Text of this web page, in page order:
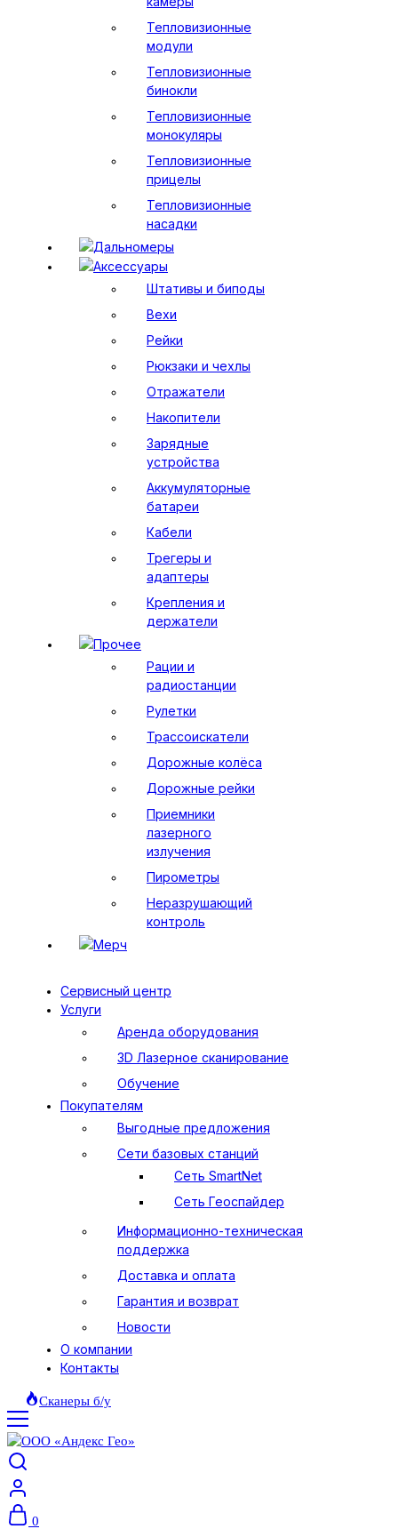
Тепловизионные
модули
Тепловизионные
бинокли
Тепловизионные
монокуляры
Тепловизионные
прицелы
Тепловизионные
насадки
Дальномеры
Аксессуары
Штативы и биподы
Вехи
Рейки
Рюкзаки и чехлы
Отражатели
Накопители
Зарядные
устройства
Аккумуляторные
батареи
Кабели
Трегеры и
адаптеры
Крепления и
держатели
Прочее
Рации и
радиостанции
Рулетки
Трассоискатели
Дорожные колёса
Дорожные рейки
Приемники
лазерного
излучения
Пирометры
Неразрушающий
контроль
Мерч
Сервисный центр
Услуги
Аренда оборудования
3D Лазерное сканирование
Обучение
Покупателям
Выгодные предложения
Сети базовых станций
Сеть SmartNet
Сеть Геоспайдер
Информационно-техническая
поддержка
Доставка и оплата
Гарантия и возврат
Новости
О компании
Контакты
Сканеры б/у
0